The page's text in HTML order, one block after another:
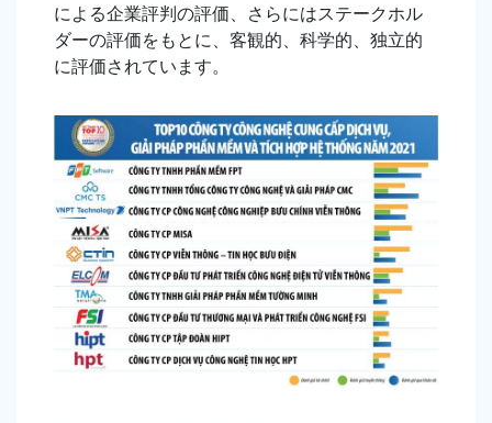
による企業評判の評価、さらにはステークホル
ダーの評価をもとに、客観的、科学的、独立的
に評価されています。